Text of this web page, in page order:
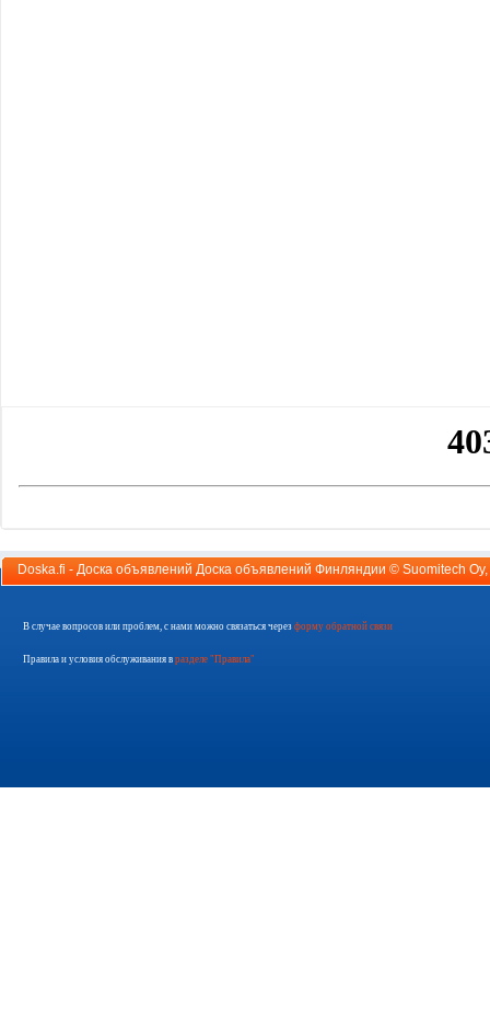
Doska.fi - Доска объявлений Доска объявлений Финляндии © Suomitech Oy
В случае вопросов или проблем, с нами можно связаться через форму обратной связи
Правила и условия обслуживания в разделе "Правила"